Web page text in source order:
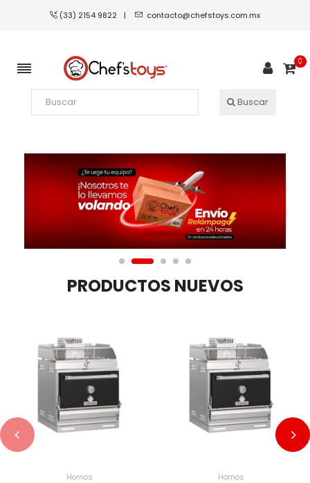
(33) 2154 9822 | contacto@chefstoys.com.mx
0
Buscar
PRODUCTOS NUEVOS
AGREGAR AL CARRITO
Hornos AGREGAR AL CARRITO
Hornos